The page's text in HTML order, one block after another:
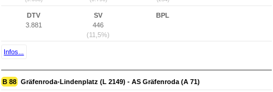
DTV
3.881
SV
446
(11,5%)
BPL
Infos...
B 88 Gräfenroda-Lindenplatz (L 2149) - AS Gräfenroda (A 71)